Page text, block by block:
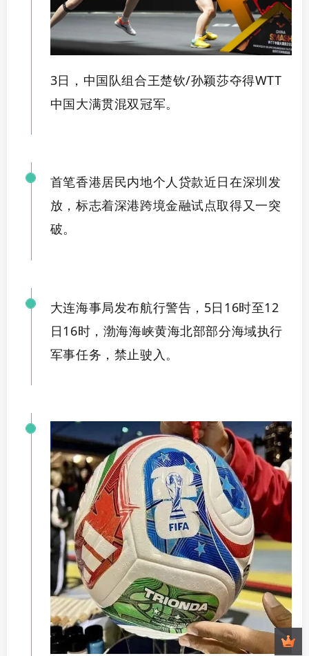
3日，中国队组合王楚钦/孙颖莎夺得WTT
中国大满贯混双冠军。
首笔香港居民内地个人贷款近日在深圳发
放，标志着深港跨境金融试点取得又一突
破。
大连海事局发布航行警告， 5日16时至12
日16时，渤海海峡黄海北部部分海域执行
军事任务，禁止驶入。